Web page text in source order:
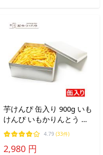
芋けんぴ 缶入り 900g いも
けんぴ いもかりんとう け
んぴ ギフト 御礼 お返し
プレゼント
4.79 (33件)
2,980 円